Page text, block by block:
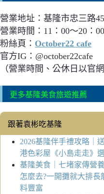
營業地址：基隆市忠三路
營業時間：11：00～20：00
粉絲頁： October22 cafe
官方IG：@october22cafe
（營業時間、公休日以官
更多基隆美食旅遊推薦
跟著袁彬吃基隆
2026基隆伴手禮攻略｜
港色彩屋《小島走走》
基隆美食｜七堵家傳營
怎麼去?一開攤就大排
料豐富